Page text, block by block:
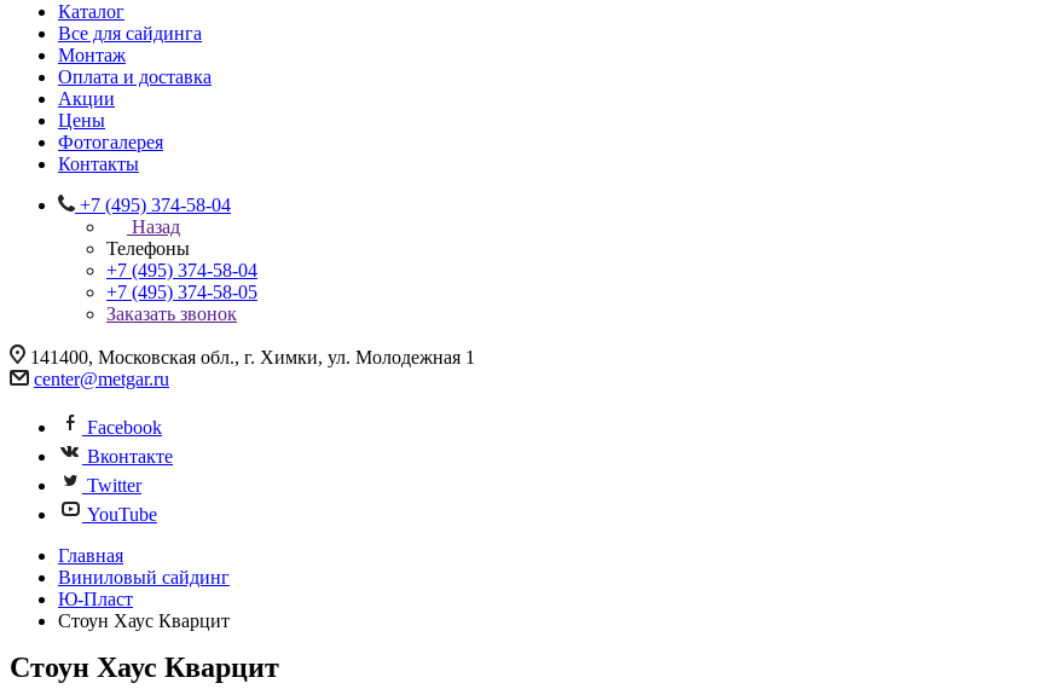
Каталог
Все для сайдинга
Монтаж
Оплата и доставка
Акции
Цены
Фотогалерея
Контакты
+7 (495) 374-58-04
Назад
Телефоны
+7 (495) 374-58-04
+7 (495) 374-58-05
Заказать звонок
141400, Московская обл., г. Химки, ул. Молодежная 1
center@metgar.ru
Facebook
Вконтакте
Twitter
YouTube
Главная
Виниловый сайдинг
Ю-Пласт
Стоун Хаус Кварцит
Стоун Хаус Кварцит